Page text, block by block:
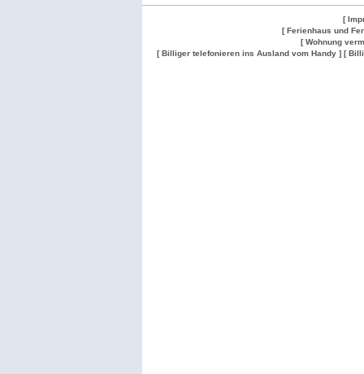
[
[ Ferienhaus und
[ Wohnung
[ Billiger telefonieren ins Ausland vom Handy ] [